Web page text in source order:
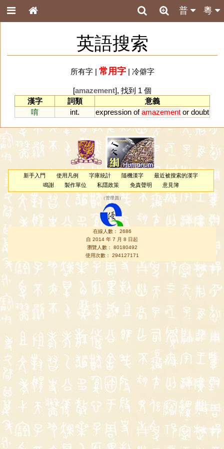
粵
普
英語搜索
所有字| 常用字| 冷僻字
[amazement], 找到 1 個
漢字
詞類
意義
唷
int. expression of amazement or doubt
新手入門 使用凡例 字庫統計 隨機漢字
最近被搜索的漢字
鳴謝
製作單位 私隱政策 免責聲明 意見簿
（管理員 ）
在線人數： 2686
自 2014 年 7 月 8 日起
瀏覽人數： 80180492
使用次數： 294127171